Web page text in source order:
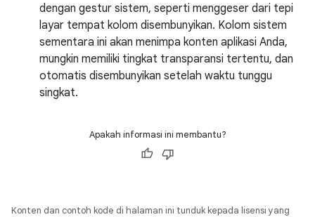
dengan gestur sistem, seperti menggeser dari tepi
layar tempat kolom disembunyikan. Kolom sistem
sementara ini akan menimpa konten aplikasi Anda,
mungkin memiliki tingkat transparansi tertentu, dan
otomatis disembunyikan setelah waktu tunggu
singkat.
Apakah informasi ini membantu?
Konten dan contoh kode di halaman ini tunduk kepada lisensi yang